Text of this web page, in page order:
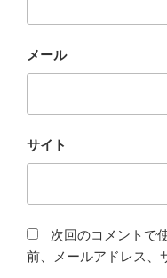
メール
サイト
次回のコメントで
前、メールアドレス、